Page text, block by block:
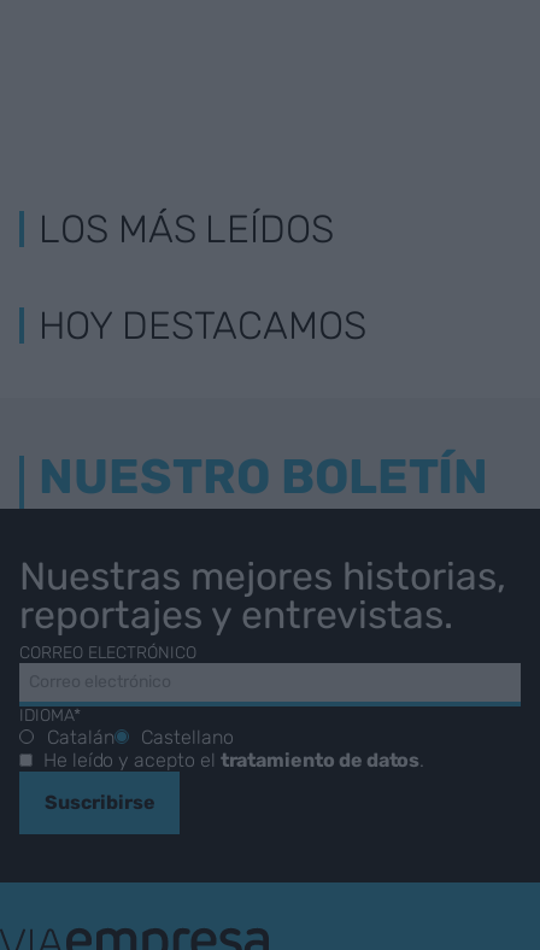
LOS MÁS LEÍDOS
HOY DESTACAMOS
NUESTRO BOLETÍN
Nuestras mejores historias,
reportajes y entrevistas.
CORREO ELECTRÓNICO
IDIOMA*
Catalán
Castellano
He leído y acepto el tratamiento de datos
Suscribirse